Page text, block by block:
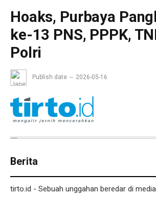
Hoaks, Purbaya
ke-13 PNS, PPPK,
Polri
Publish date 2026-05-16
Berita
tirto.id - Sebuah unggahan beredar di